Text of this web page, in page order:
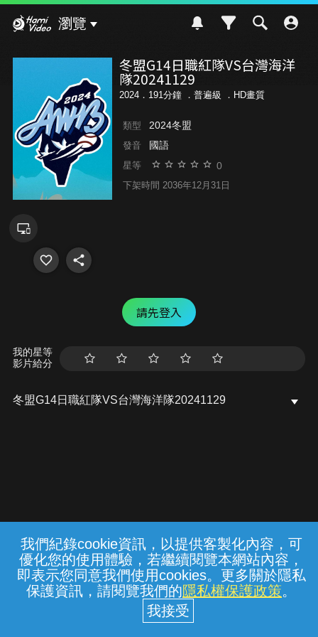
我們紀錄cookie資訊，以提供客製化內容，可
優化您的使用體驗，若繼續閱覽本網站內容，
即表示您同意我們使用cookies。更多關於隱私
保護資訊，請閱覽我們的隱私權保護政策。
瀏覽
冬盟G14日職紅隊VS台灣海洋
隊20241129
2024．191分鐘 ． 普遍級 ．HD畫質
類型 2024冬盟
發音 國語
星等 0
下架時間 2036年12月31日
請先登入
我的星等
影片給分
冬盟G14日職紅隊VS台灣海洋隊20241129
常見問題 線上客服 服務條款 隱私權保護
中華電信股份有限公司個人家庭分公司
(統一編號：96979949) © 2026
{{notifyMsg}}